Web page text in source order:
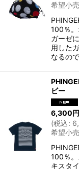
希望小
100％
ガーゼ
用した
なるの
ビー
6,300円
(税込:
希望小
100％
キスタ